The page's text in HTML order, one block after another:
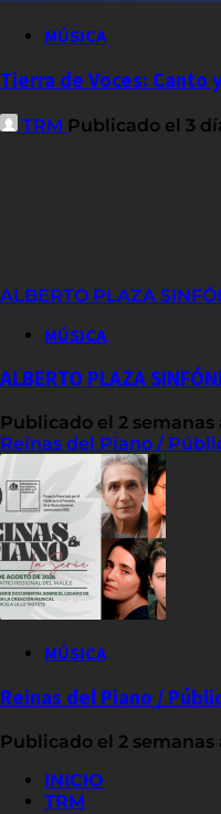
MÚSICA
Tierra de Voces: Canto
TRM Publicado el 3
ALBERTO PLAZA
MÚSICA
ALBERTO PLAZA
Publicado el 2 semanas
Reinas del Piano /
MÚSICA
Reinas del Piano /
Publicado el 2 semanas
INICIO
TRM